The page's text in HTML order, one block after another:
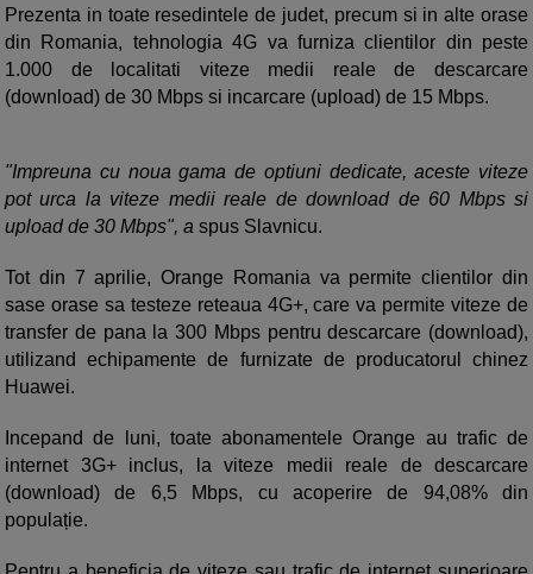
Prezenta in toate resedintele de judet, precum si in alte orase
din Romania, tehnologia 4G va furniza clientilor din peste
1.000 de localitati viteze medii reale de descarcare
(download) de 30 Mbps si incarcare (upload) de 15 Mbps.
"Impreuna cu noua gama de optiuni dedicate, aceste viteze
pot urca la viteze medii reale de download de 60 Mbps si
upload de 30 Mbps", a spus Slavnicu.
Tot din 7 aprilie, Orange Romania va permite clientilor din
sase orase sa testeze reteaua 4G+, care va permite viteze de
transfer de pana la 300 Mbps pentru descarcare (download),
utilizand echipamente de furnizate de producatorul chinez
Huawei.
Incepand de luni, toate abonamentele Orange au trafic de
internet 3G+ inclus, la viteze medii reale de descarcare
(download) de 6,5 Mbps, cu acoperire de 94,08% din
populație.